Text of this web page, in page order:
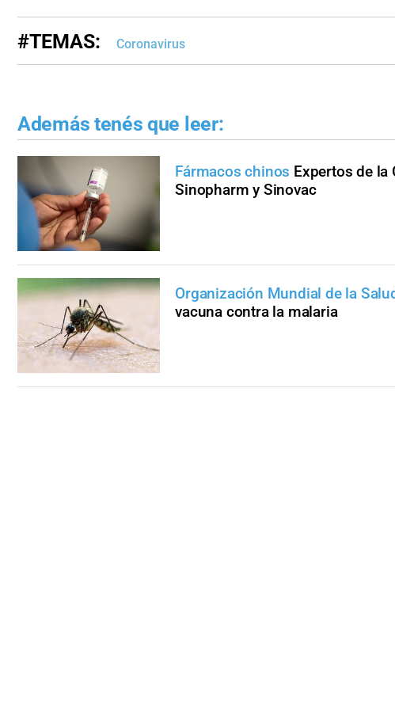
#TEMAS: Coronavirus
Además tenés que leer:
Fármacos chinos Expertos de la
Sinopharm y Sinovac
Organización Mundial de la
vacuna contra la malaria